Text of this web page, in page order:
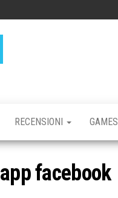
RECENSIONI GAMES
app facebook